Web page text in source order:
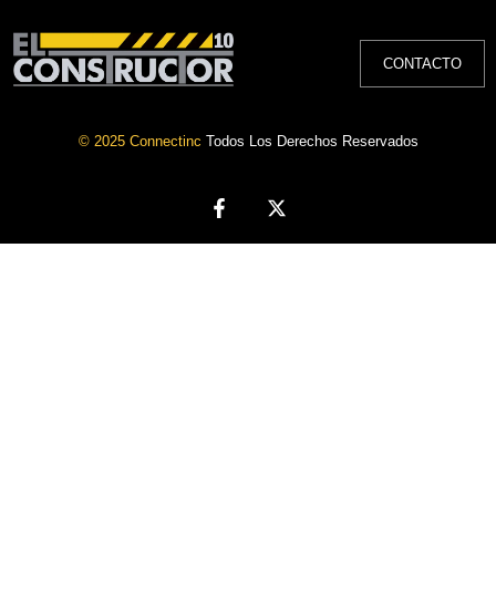
CONTACTO
© 2025 Connectinc Todos Los Derechos Reservados